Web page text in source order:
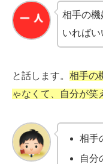
相手の機
いればい
と話します。 相手の
ゃなくて、自分が笑
相手
自分